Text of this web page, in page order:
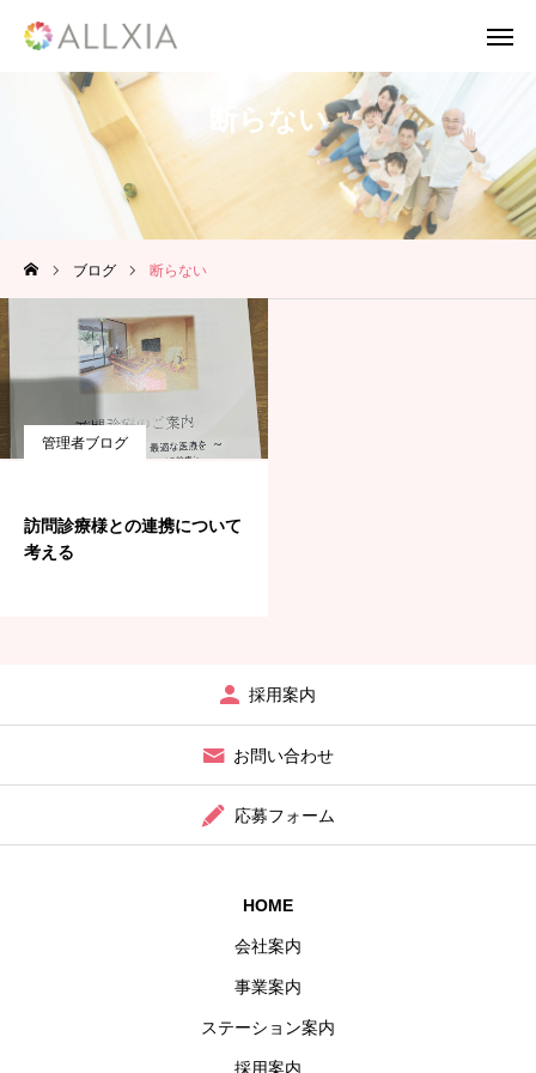
断らない
ブログ 断らない
管理者ブログ
訪問診療様との連携について
考える
採用案内
お問い合わせ
応募フォーム
HOME
会社案内
事業案内
ステーション案内
採用案内
TEL お問い合わせ
応募フォーム 採用案内
Twitter
TikTok
事業案内